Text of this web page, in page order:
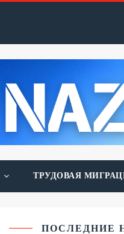
ТРУДОВАЯ
ПОСЛЕДНИЕ